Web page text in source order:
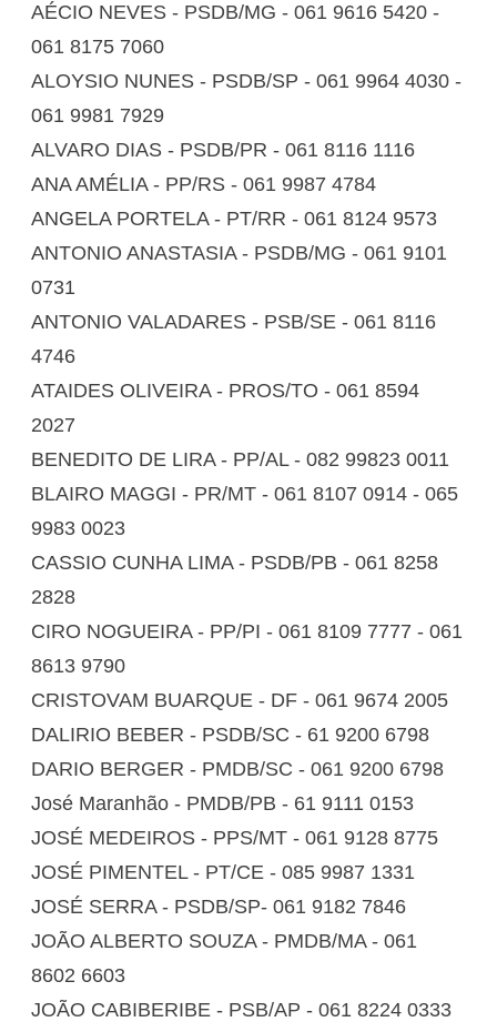
AÉCIO NEVES - PSDB/MG - 061 9616 5420 -
061 8175 7060
ALOYSIO NUNES - PSDB/SP - 061 9964 4030 -
061 9981 7929
ALVARO DIAS - PSDB/PR - 061 8116 1116
ANA AMÉLIA - PP/RS - 061 9987 4784
ANGELA PORTELA - PT/RR - 061 8124 9573
ANTONIO ANASTASIA - PSDB/MG - 061 9101
0731
ANTONIO VALADARES - PSB/SE - 061 8116
4746
ATAIDES OLIVEIRA - PROS/TO - 061 8594
2027
BENEDITO DE LIRA - PP/AL - 082 99823 0011
BLAIRO MAGGI - PR/MT - 061 8107 0914 - 065
9983 0023
CASSIO CUNHA LIMA - PSDB/PB - 061 8258
2828
CIRO NOGUEIRA - PP/PI - 061 8109 7777 - 061
8613 9790
CRISTOVAM BUARQUE - DF - 061 9674 2005
DALIRIO BEBER - PSDB/SC - 61 9200 6798
DARIO BERGER - PMDB/SC - 061 9200 6798
José Maranhão - PMDB/PB - 61 9111 0153
JOSÉ MEDEIROS - PPS/MT - 061 9128 8775
JOSÉ PIMENTEL - PT/CE - 085 9987 1331
JOSÉ SERRA - PSDB/SP- 061 9182 7846
JOÃO ALBERTO SOUZA - PMDB/MA - 061
8602 6603
JOÃO CABIBERIBE - PSB/AP - 061 8224 0333